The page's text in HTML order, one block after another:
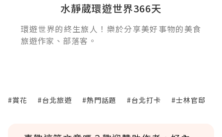
水靜葳環遊世界366天
環遊世界的終生旅人！樂於分享美好事物的美食
旅遊作家、部落客。
#賞花 #台北旅遊 #熱門話題 #台北打卡 #士林官邸